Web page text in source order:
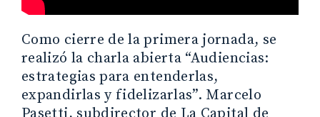
Como cierre de la primera jornada, se
realizó la charla abierta “Audiencias:
estrategias para entenderlas,
expandirlas y fidelizarlas”. Marcelo